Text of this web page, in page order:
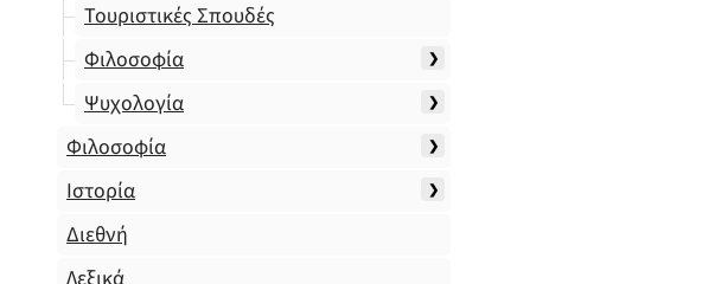
Τουριστικές Σπουδές
Φιλοσοφία
Ψυχολογία
Φιλοσοφία
Ιστορία
Διεθνή